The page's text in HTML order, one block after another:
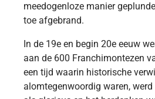
meedogenloze manier
toe afgebrand.
In de 19e en begin 20e eeuw
aan de 600 Franchimontezen
een tijd waarin historische
alomtegenwoordig waren, werd